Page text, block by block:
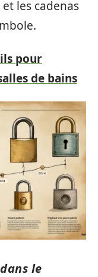
les cadenas
pour
de bains
le